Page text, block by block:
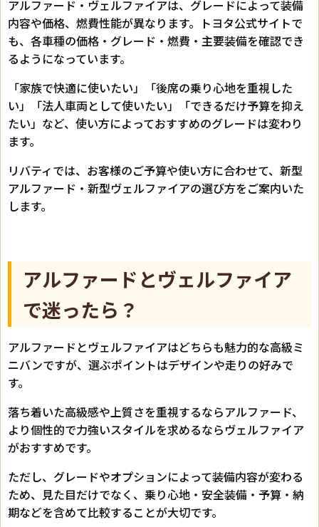
アルファード・ヴェルファイアは、グレードによって装備
内容や価格、燃費性能が異なります。トヨタ公式サイトで
も、各車種の価格・グレード・燃費・主要装備を確認でき
るようになっています。
「家族で快適に使いたい」「後席の乗り心地を重視した
い」「法人車両として使いたい」「できるだけ予算を抑え
たい」など、使い方によっておすすめのグレードは変わり
ます。
リバティでは、お客様のご予算や使い方に合わせて、新型
アルファード・新型ヴェルファイアの選び方をご案内いた
します。
アルファードとヴェルファイア
で迷ったら？
アルファードとヴェルファイアはどちらも魅力的な高級ミ
ニバンですが、選ぶポイントはデザインや走りの好みで
す。
落ち着いた高級感や上質さを重視するならアルファード、
より個性的で力強いスタイルを求めるならヴェルファイア
がおすすめです。
ただし、グレードやオプションによって装備内容が変わる
ため、見た目だけでなく、乗り心地・安全装備・予算・納
期などを含めて比較することが大切です。